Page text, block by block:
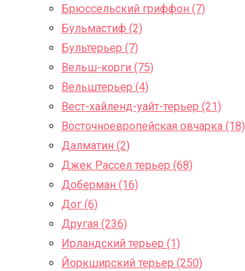
Брюссельский гриффон (7)
Бульмастиф (2)
Бультерьер (7)
Вельш-корги (75)
Вельштерьер (4)
Вест-хайленд-уайт-терьер (21)
Восточноевропейская овчарка (18)
Далматин (2)
Джек Рассел терьер (68)
Доберман (16)
Дог (6)
Другая (236)
Ирландский терьер (1)
Йоркширский терьер (250)